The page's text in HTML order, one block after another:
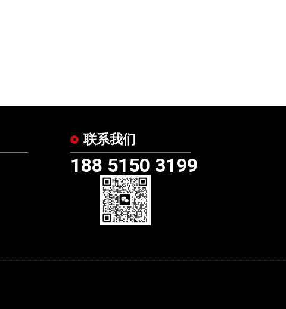
联系我们
188 5150 3199